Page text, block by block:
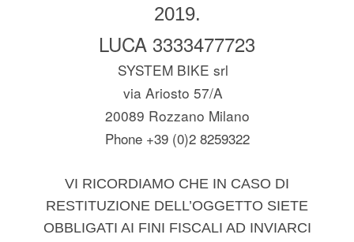
2019.
LUCA 3333477723
SYSTEM BIKE srl
via Ariosto 57/A
20089 Rozzano Milano
Phone +39 (0)2 8259322
VI RICORDIAMO CHE IN CASO DI
RESTITUZIONE DELL’OGGETTO SIETE
OBBLIGATI AI FINI FISCALI AD INVIARCI